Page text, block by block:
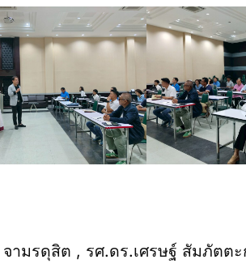
ามรดุสิต , รศ.ดร.เศรษฐ์ สัมภัต